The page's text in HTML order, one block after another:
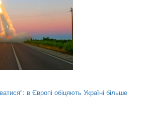
в Європі обіцяють Україні більше